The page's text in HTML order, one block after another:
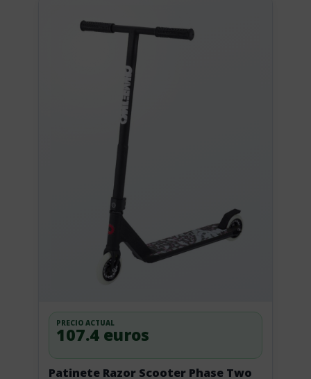
Patinete Razor Scooter Phase Two
PRECIO ACTUAL
107.4 euros